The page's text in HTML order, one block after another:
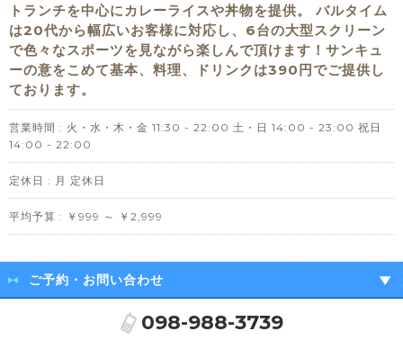
トランチを中心にカレーライスや丼物を提供。 バルタイム
は20代から幅広いお客様に対応し、6台の大型スクリーン
で色々なスポーツを見ながら楽しんで頂けます！サンキュ
ーの意をこめて基本、料理、ドリンクは390円でご提供し
ております。
営業時間 : 火・水・木・金 11:30 - 22:00 土・日 14:00 - 23:00 祝日
14:00 - 22:00
定休日 : 月 定休日
平均予算 : ￥999 ～ ￥2,999
ご予約・お問い合わせ
098-988-3739